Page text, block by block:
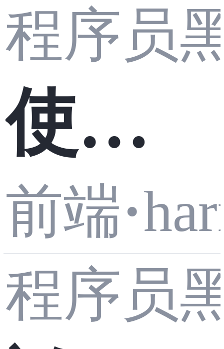
程序员
使用A
I编程
开发
前端·
程序员